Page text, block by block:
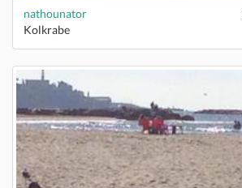
nathounator
Kolkrabe